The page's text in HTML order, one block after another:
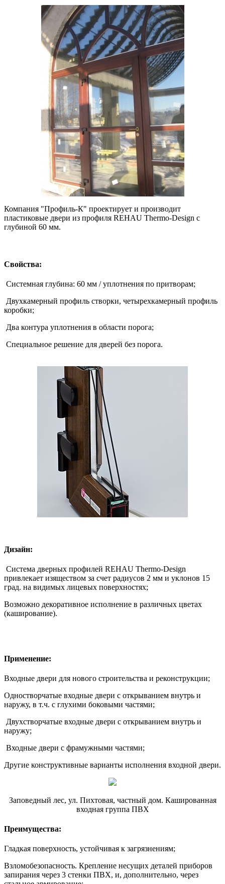
Компания "Профиль-К" проектирует и производит
пластиковые двери из профиля REHAU Thermo-Design с
глубиной 60 мм.
Свойства:
Системная глубина: 60 мм / уплотнения по притворам;
Двухкамерный профиль створки, четырехкамерный профиль
коробки;
Два контура уплотнения в области порога;
Специальное решение для дверей без порога.
Дизайн:
Система дверных профилей REHAU Thermo-Design
привлекает изяществом за счет радиусов 2 мм и уклонов 15
град. на видимых лицевых поверхностях;
Возможно декоративное исполнение в различных цветах
(каширование).
Применение:
Входные двери для нового строительства и реконструкции;
Одностворчатые входные двери с открыванием внутрь и
наружу, в т.ч. с глухими боковыми частями;
Двухстворчатые входные двери с открыванием внутрь и
наружу;
Входные двери с фрамужными частями;
Другие конструктивные варианты исполнения входной двери.
Заповедный лес, ул. Пихтовая, частный дом. Кашированная
входная группа ПВХ
Преимущества:
Гладкая поверхность, устойчивая к загрязнениям;
Взломобезопасность. Крепление несущих деталей приборов
запирания через 3 стенки ПВХ, и, дополнительно, через